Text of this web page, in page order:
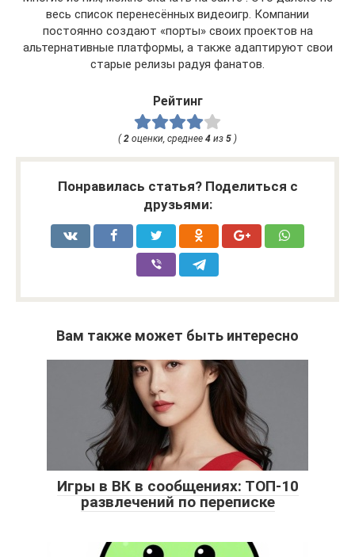
весь список перенесённых видеоигр. Компании
постоянно создают «порты» своих проектов на
альтернативные платформы, а также адаптируют свои
старые релизы радуя фанатов.
Рейтинг
(2 оценки, среднее 4 из 5 )
Понравилась статья? Поделиться с
друзьями:
Вам также может быть интересно
Игры в ВК в сообщениях: ТОП-10
развлечений по переписке